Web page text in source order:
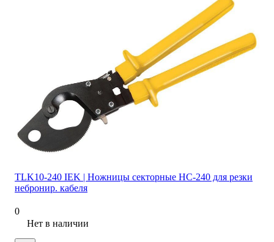
TLK10-240 IEK | Ножницы секторные НС-240 для резки
небронир. кабеля
0
Нет в наличии